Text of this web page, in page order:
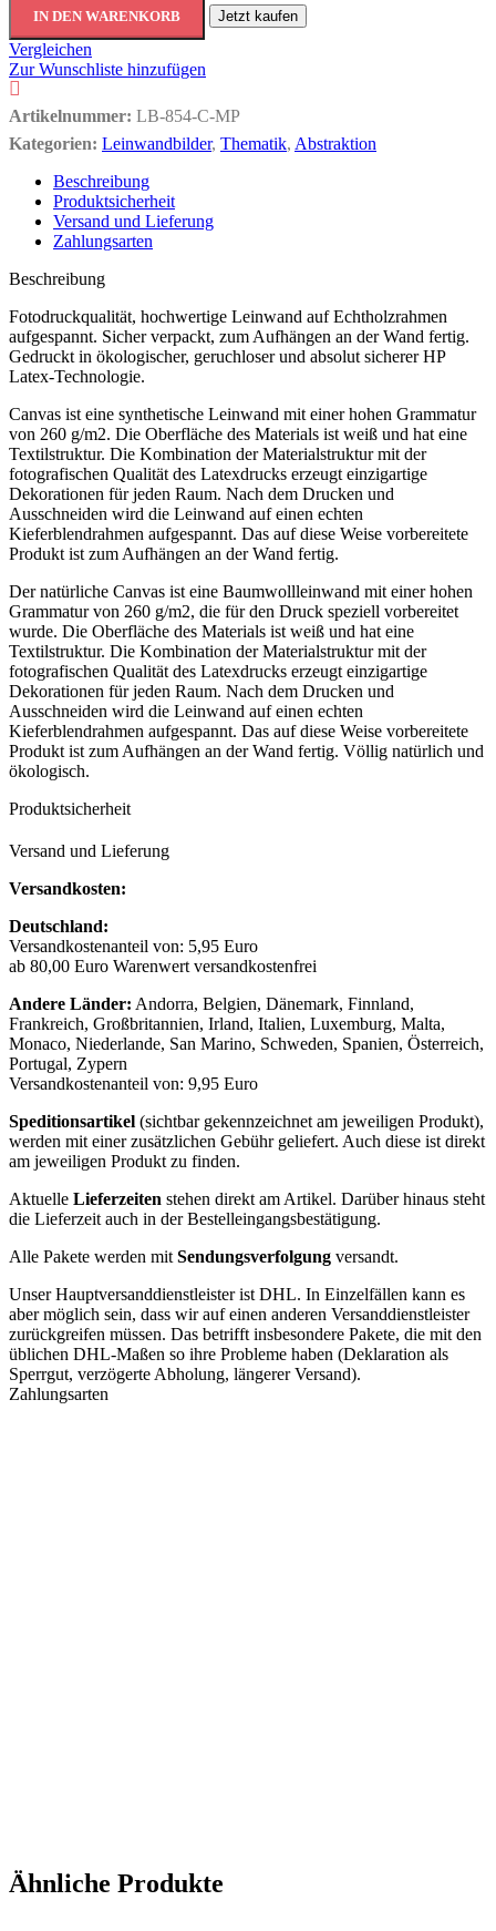
IN DEN WARENKORB Jetzt kaufen
Vergleichen
Zur Wunschliste hinzufügen
Artikelnummer: LB-854-C-MP
Kategorien: Leinwandbilder, Thematik, Abstraktion
Beschreibung
Produktsicherheit
Versand und Lieferung
Zahlungsarten
Beschreibung
Fotodruckqualität, hochwertige Leinwand auf Echtholzrahmen
aufgespannt. Sicher verpackt, zum Aufhängen an der Wand fertig.
Gedruckt in ökologischer, geruchloser und absolut sicherer HP
Latex-Technologie.
Canvas ist eine synthetische Leinwand mit einer hohen Grammatur
von 260 g/m2. Die Oberfläche des Materials ist weiß und hat eine
Textilstruktur. Die Kombination der Materialstruktur mit der
fotografischen Qualität des Latexdrucks erzeugt einzigartige
Dekorationen für jeden Raum. Nach dem Drucken und
Ausschneiden wird die Leinwand auf einen echten
Kieferblendrahmen aufgespannt. Das auf diese Weise vorbereitete
Produkt ist zum Aufhängen an der Wand fertig.
Der natürliche Canvas ist eine Baumwollleinwand mit einer hohen
Grammatur von 260 g/m2, die für den Druck speziell vorbereitet
wurde. Die Oberfläche des Materials ist weiß und hat eine
Textilstruktur. Die Kombination der Materialstruktur mit der
fotografischen Qualität des Latexdrucks erzeugt einzigartige
Dekorationen für jeden Raum. Nach dem Drucken und
Ausschneiden wird die Leinwand auf einen echten
Kieferblendrahmen aufgespannt. Das auf diese Weise vorbereitete
Produkt ist zum Aufhängen an der Wand fertig. Völlig natürlich und
ökologisch.
Produktsicherheit
Versand und Lieferung
Versandkosten:
Deutschland:
Versandkostenanteil von: 5,95 Euro
ab 80,00 Euro Warenwert versandkostenfrei
Andere Länder: Andorra, Belgien, Dänemark, Finnland,
Frankreich, Großbritannien, Irland, Italien, Luxemburg, Malta,
Monaco, Niederlande, San Marino, Schweden, Spanien, Österreich,
Portugal, Zypern
Versandkostenanteil von: 9,95 Euro
Speditionsartikel (sichtbar gekennzeichnet am jeweiligen Produkt),
werden mit einer zusätzlichen Gebühr geliefert. Auch diese ist direkt
am jeweiligen Produkt zu finden.
Aktuelle Lieferzeiten stehen direkt am Artikel. Darüber hinaus steht
die Lieferzeit auch in der Bestelleingangsbestätigung.
Alle Pakete werden mit Sendungsverfolgung versandt.
Unser Hauptversanddienstleister ist DHL. In Einzelfällen kann es
aber möglich sein, dass wir auf einen anderen Versanddienstleister
zurückgreifen müssen. Das betrifft insbesondere Pakete, die mit den
üblichen DHL-Maßen so ihre Probleme haben (Deklaration als
Sperrgut, verzögerte Abholung, längerer Versand).
Zahlungsarten
Ähnliche Produkte